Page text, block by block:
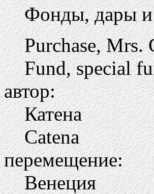
Фонды, дары и
Purchase, Mrs.
Fund, special
автор:
Катена
Catena
перемещение:
Венеция